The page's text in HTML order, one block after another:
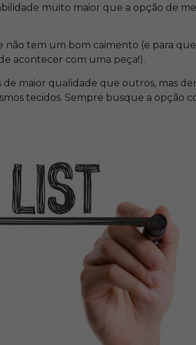
muito maior que a opção de
não tem um bom caimento (e para
acontecer com uma peça!).
maior qualidade que outros, mas
tecidos. Sempre busque a opção